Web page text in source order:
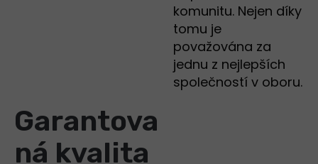
komunitu. Nejen díky
tomu je
považována za
jednu z nejlepších
společností v oboru.
Garantova
ná kvalita